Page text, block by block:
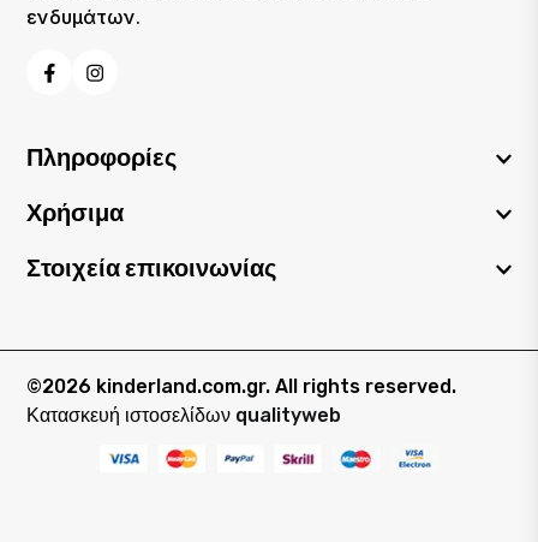
ενδυμάτων.
Facebook
Πληροφορίες
Χρήσιμα
Στοιχεία επικοινωνίας
©2026 kinderland.com.gr. All rights reserved.
Κατασκευή ιστοσελίδων qualityweb